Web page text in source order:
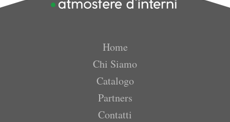
Home
Chi Siamo
Catalogo
Partners
Contatti